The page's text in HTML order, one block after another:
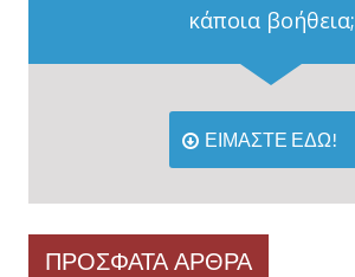
κάποια βοήθεια;
ΕΙΜΑΣΤΕ ΕΔΩ!
ΠΡΟΣΦΑΤΑ ΑΡΘΡΑ